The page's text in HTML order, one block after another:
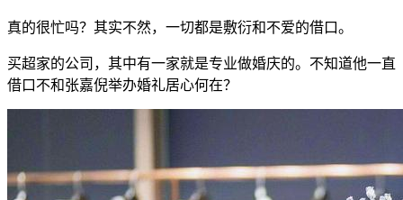
真的很忙吗？其实不然，一切都是敷衍和不爱的借口。
买超家的公司，其中有一家就是专业做婚庆的。不知道他一直
借口不和张嘉倪举办婚礼居心何在？